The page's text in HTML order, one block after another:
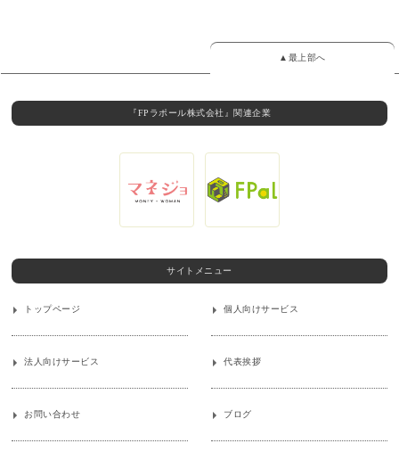
▲最上部へ
『FPラポール株式会社』関連企業
サイトメニュー
トップページ 個人向けサービス
法人向けサービス 代表挨拶
お問い合わせ ブログ